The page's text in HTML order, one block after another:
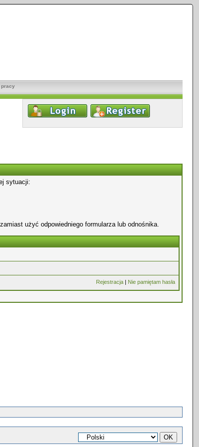
pracy
sytuacji:
użyć odpowiedniego formularza lub odnośnika.
Rejestracja | Nie pamiętam hasła